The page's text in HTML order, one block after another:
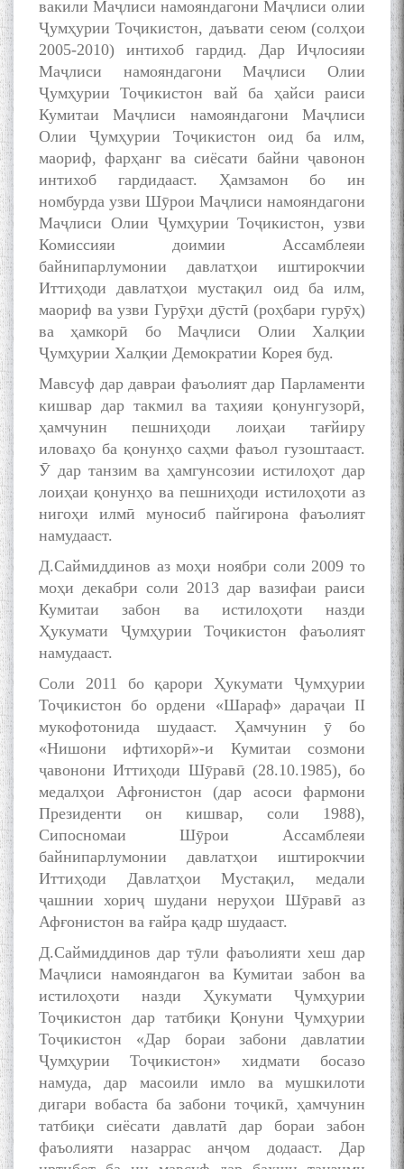
вакили Маҷлиси намояндагони Маҷлиси олии
Ҷумҳурии Тоҷикистон, даъвати сеюм (солҳои
2005-2010) интихоб гардид. Дар Иҷлосияи
Маҷлиси намояндагони Маҷлиси Олии
Ҷумҳурии Тоҷикистон вай ба ҳайси раиси
Кумитаи Маҷлиси намояндагони Маҷлиси
Олии Ҷумҳурии Тоҷикистон оид ба илм,
маориф, фарҳанг ва сиёсати байни ҷавонон
интихоб гардидааст. Ҳамзамон бо ин
номбурда узви Шӯрои Маҷлиси намояндагони
Маҷлиси Олии Ҷумҳурии Тоҷикистон, узви
Комиссияи доимии Ассамблеяи
байнипарлумонии давлатҳои иштирокчии
Иттиҳоди давлатҳои мустақил оид ба илм,
маориф ва узви Гурӯҳи дӯстӣ (роҳбари гурӯҳ)
ва ҳамкорӣ бо Маҷлиси Олии Халқии
Ҷумҳурии Халқии Демократии Корея буд.
Мавсуф дар давраи фаъолият дар Парламенти
кишвар дар такмил ва таҳияи қонунгузорӣ,
ҳамчунин пешниҳоди лоиҳаи тағйиру
иловаҳо ба қонунҳо саҳми фаъол гузоштааст.
Ӯ дар танзим ва ҳамгунсозии истилоҳот дар
лоиҳаи қонунҳо ва пешниҳоди истилоҳоти аз
нигоҳи илмӣ муносиб пайгирона фаъолият
намудааст.
Д.Саймиддинов аз моҳи ноябри соли 2009 то
моҳи декабри соли 2013 дар вазифаи раиси
Кумитаи забон ва истилоҳоти назди
Ҳукумати Ҷумҳурии Тоҷикистон фаъолият
намудааст.
Соли 2011 бо қарори Ҳукумати Ҷумҳурии
Тоҷикистон бо ордени «Шараф» дараҷаи II
мукофотонида шудааст. Ҳамчунин ӯ бо
«Нишони ифтихорӣ»-и Кумитаи созмони
ҷавонони Иттиҳоди Шӯравӣ (28.10.1985), бо
медалҳои Афғонистон (дар асоси фармони
Президенти он кишвар, соли 1988),
Сипосномаи Шӯрои Ассамблеяи
байнипарлумонии давлатҳои иштирокчии
Иттиҳоди Давлатҳои Мустақил, медали
ҷашнии хориҷ шудани неруҳои Шӯравӣ аз
Афғонистон ва ғайра қадр шудааст.
Д.Саймиддинов дар тӯли фаъолияти хеш дар
Маҷлиси намояндагон ва Кумитаи забон ва
истилоҳоти назди Ҳукумати Ҷумҳурии
Тоҷикистон дар татбиқи Қонуни Ҷумҳурии
Тоҷикистон «Дар бораи забони давлатии
Ҷумҳурии Тоҷикистон» хидмати босазо
намуда, дар масоили имло ва мушкилоти
дигари вобаста ба забони тоҷикӣ, ҳамчунин
татбиқи сиёсати давлатӣ дар бораи забон
фаъолияти назаррас анҷом додааст. Дар